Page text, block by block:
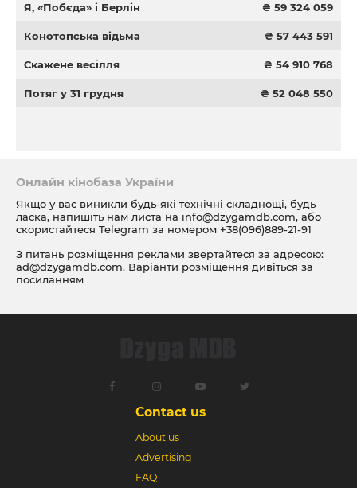
Я, «Побєда» і Берлін ₴ 59 324 059
Конотопська відьма ₴ 57 443 591
Скажене весілля ₴ 54 910 768
Потяг у 31 грудня ₴ 52 048 550
Онлайн кінобаза України
Якщо у вас виникли будь-які технічні складнощі, будь
ласка, напишіть нам листа на info@dzygamdb.com, або
скористайтеся Telegram за номером +38(096)889-21-91
З питань розміщення реклами звертайтеся за адресою:
ad@dzygamdb.com. Варіанти розміщення дивіться за
посиланням
Contact us
About us
Advertising
FAQ